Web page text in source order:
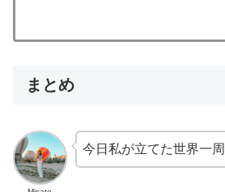
まとめ
今日私が立てた世界一